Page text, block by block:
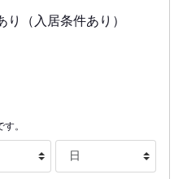
り（入居条件あり）
。